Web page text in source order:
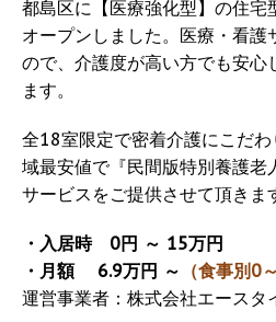
都島区に【医療強化型】の住宅
オープンしました。医療・看護
ので、介護度が高い方でも安心
ます。
全18室限定で密着介護にこだ
域最安値で『民間版特別養護老
サービスをご提供させて頂きま
・入居時 0円 ～ 15万円
・月額 6.9万円 ～ （食事別0
運営事業者：株式会社エースタ